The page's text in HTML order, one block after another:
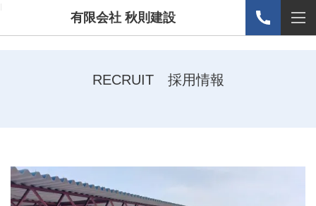
有限会社 秋則建設
RECRUIT 採用情報